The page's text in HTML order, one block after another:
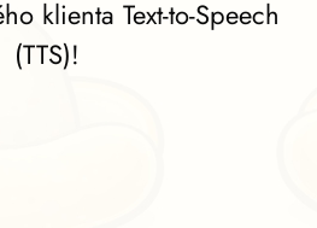
klienta Text-to-Speech
(TTS)!